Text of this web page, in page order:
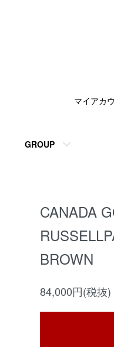
GROUP
マイアカ
CANADA
BROWN
84,000円(税抜)